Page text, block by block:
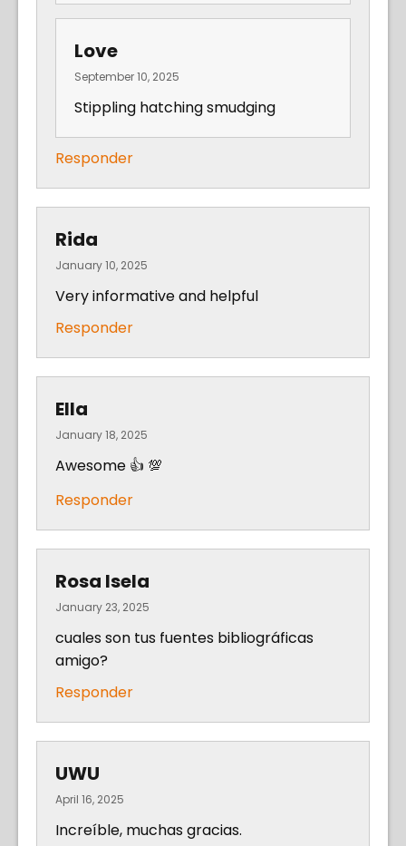
Love
September 10, 2025
Stippling hatching smudging
Responder
Rida
January 10, 2025
Very informative and helpful
Responder
Ella
January 18, 2025
Awesome 👍 💯
Responder
Rosa Isela
January 23, 2025
cuales son tus fuentes bibliográficas
amigo?
Responder
UWU
April 16, 2025
Increíble, muchas gracias.